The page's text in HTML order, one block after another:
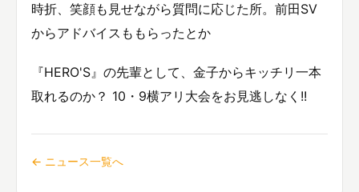
時折、笑顔も見せながら質問に応じた所。前田SV
からアドバイスももらったとか
『HERO'S』の先輩として、金子からキッチリ一本
取れるのか？ 10・9横アリ大会をお見逃しなく!!
← ニュース一覧へ